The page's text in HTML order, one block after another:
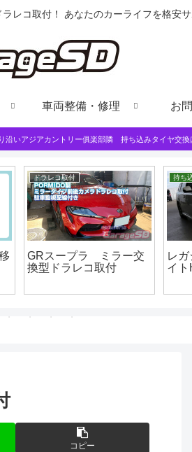
レコ取付！ あなたのカーライフを格安サ
車両整備・修理 お
沿いアジアカントリー俱楽部隣 持ち込みタイヤ交換
ドラレコ取付
GRスープラ ミラー交
換型ドラレコ取付
持ち
レ
イト
コピー